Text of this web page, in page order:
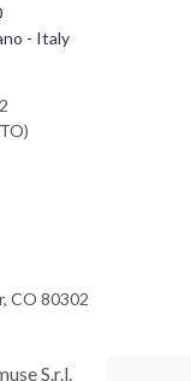
- Italy
CO 80302
S.r.l.